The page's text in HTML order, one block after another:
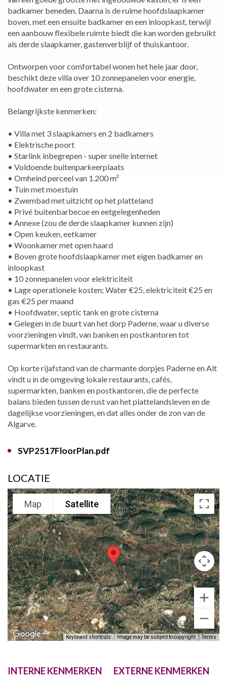
badkamer beneden. Daarna is de ruime hoofdslaapkamer
boven, met een ensuite badkamer en een inloopkast, terwijl
een aanbouw flexibele ruimte biedt die kan worden gebruikt
als derde slaapkamer, gastenverblijf of thuiskantoor.
Ontworpen voor comfortabel wonen het hele jaar door,
beschikt deze villa over 10 zonnepanelen voor energie,
hoofdwater en een grote cisterna.
Belangrijkste kenmerken:
• Villa met 3 slaapkamers en 2 badkamers
• Elektrische poort
• Starlink inbegrepen - super snelle internet
• Voldoende buitenparkeerplaats
• Omheind perceel van 1.200 m²
• Tuin met moestuin
• Zwembad met uitzicht op het platteland
• Privé buitenbarbecue en eetgelegenheden
• Annexe (zou de derde slaapkamer kunnen zijn)
• Open keuken, eetkamer
• Woonkamer met open haard
• Boven grote hoofdslaapkamer met eigen badkamer en
inloopkast
• 10 zonnepanelen voor elektriciteit
• Lage operationele kosten; Water €25, elektriciteit €25 en
gas €25 per maand
• Hoofdwater, septic tank en grote cisterna
• Gelegen in de buurt van het dorp Paderne, waar u diverse
voorzieningen vindt, van banken en postkantoren tot
supermarkten en restaurants.
Op korte rijafstand van de charmante dorpjes Paderne en Alt
vindt u in de omgeving lokale restaurants, cafés,
supermarkten, banken en postkantoren, die de perfecte
balans bieden tussen de rust van het plattelandsleven en de
dagelijkse voorzieningen, en dat alles onder de zon van de
Algarve.
SVP2517FloorPlan.pdf
LOCATIE
Map Satellite
Keyboard shortcuts Image may be subject to copyright Terms
INTERNE KENMERKEN EXTERNE KENMERKEN